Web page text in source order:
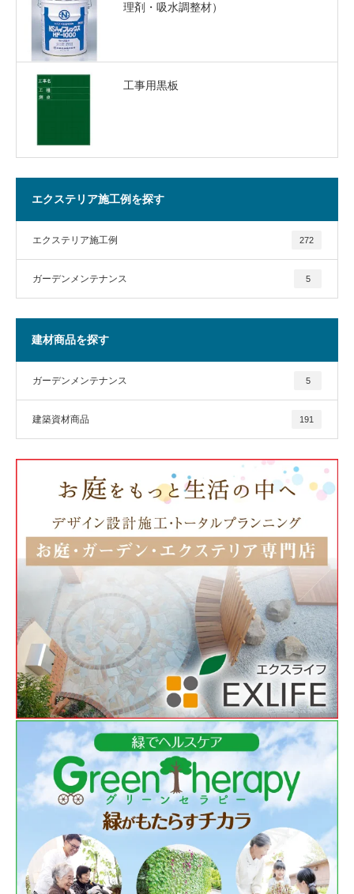
理剤・吸水調整材）
工事用黒板
エクステリア施工例を探す
エクステリア施工例 272
ガーデンメンテナンス 5
建材商品を探す
ガーデンメンテナンス 5
建築資材商品 191